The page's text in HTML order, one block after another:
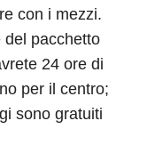
con i mezzi.
del pacchetto
24 ore di
per il centro;
sono gratuiti